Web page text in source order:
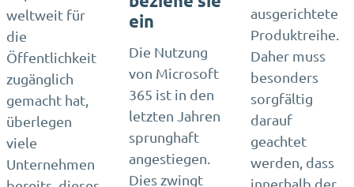
weltweit für
die
Öffentlichkeit
zugänglich
gemacht hat,
überlegen
viele
Unternehmen
ein
Die Nutzung
von Microsoft
365 ist in den
letzten Jahren
sprunghaft
angestiegen.
Dies zwingt
ausgerichtete
Produktreihe.
Daher muss
besonders
sorgfältig
darauf
geachtet
werden, dass
innerhalb der